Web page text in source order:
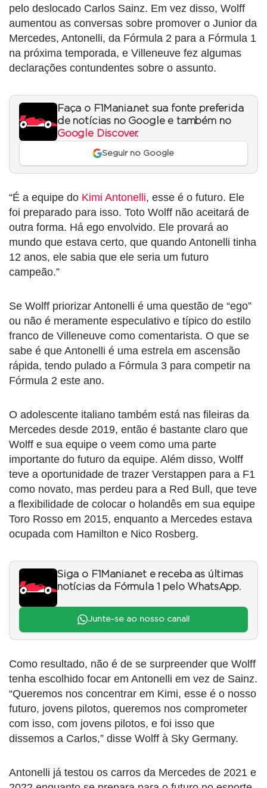
pelo deslocado Carlos Sainz. Em vez disso, Wolff
aumentou as conversas sobre promover o Junior da
Mercedes, Antonelli, da Fórmula 2 para a Fórmula 1
na próxima temporada, e Villeneuve fez algumas
declarações contundentes sobre o assunto.
Faça o F1Mania.net sua fonte preferida
de notícias no Google e também no
Google Discover.
Seguir no Google
“É a equipe do Kimi Antonelli, esse é o futuro. Ele
foi preparado para isso. Toto Wolff não aceitará de
outra forma. Há ego envolvido. Ele provará ao
mundo que estava certo, que quando Antonelli tinha
12 anos, ele sabia que ele seria um futuro
campeão.”
Se Wolff priorizar Antonelli é uma questão de “ego”
ou não é meramente especulativo e típico do estilo
franco de Villeneuve como comentarista. O que se
sabe é que Antonelli é uma estrela em ascensão
rápida, tendo pulado a Fórmula 3 para competir na
Fórmula 2 este ano.
O adolescente italiano também está nas fileiras da
Mercedes desde 2019, então é bastante claro que
Wolff e sua equipe o veem como uma parte
importante do futuro da equipe. Além disso, Wolff
teve a oportunidade de trazer Verstappen para a F1
como novato, mas perdeu para a Red Bull, que teve
a flexibilidade de colocar o holandês em sua equipe
Toro Rosso em 2015, enquanto a Mercedes estava
ocupada com Hamilton e Nico Rosberg.
Siga o F1Mania.net e receba as últimas
notícias da Fórmula 1 pelo WhatsApp.
Junte-se ao nosso canal!
Como resultado, não é de se surpreender que Wolff
tenha escolhido focar em Antonelli em vez de Sainz.
“Queremos nos concentrar em Kimi, esse é o nosso
futuro, jovens pilotos, queremos nos comprometer
com isso, com jovens pilotos, e foi isso que
dissemos a Carlos,” disse Wolff à Sky Germany.
Antonelli já testou os carros da Mercedes de 2021 e